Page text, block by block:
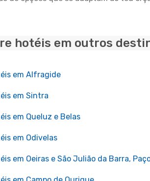
hotéis em outros
em Alfragide
em Sintra
em Queluz e Belas
em Odivelas
em Oeiras e São Julião da Barra,